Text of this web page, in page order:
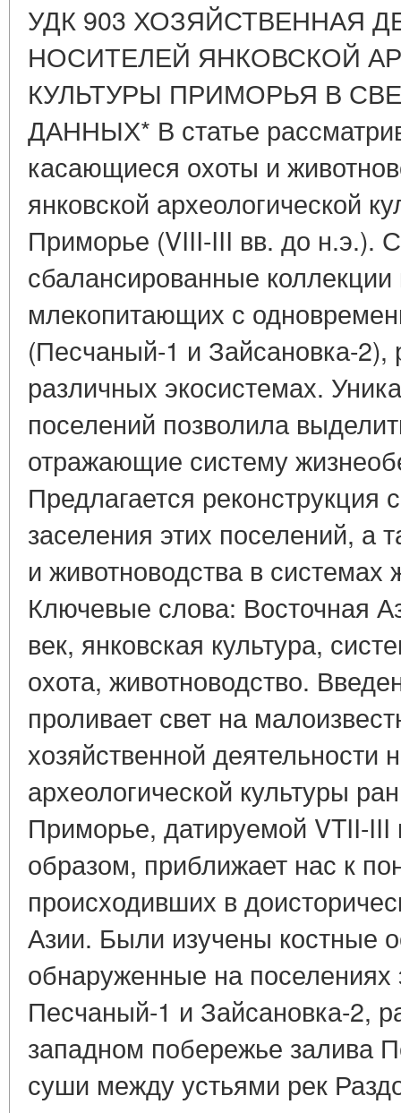
УДК 903 ХОЗЯЙСТВЕННАЯ
НОСИТЕЛЕЙ ЯНКОВСКОЙ
КУЛЬТУРЫ ПРИМОРЬЯ В
ДАННЫХ* В статье
касающиеся охоты и
янковской археологической
Приморье (VIII-III вв. до н.э.).
сбалансированные коллекции
млекопитающих с
(Песчаный-1 и Зайсановка-
различных экосистемах.
поселений позволила
отражающие систему
Предлагается реконструкция
заселения этих поселений, а
и животноводства в системах
Ключевые слова: Восточная
век, янковская культура,
охота, животноводство.
проливает свет на
хозяйственной деятельности
археологической культуры
Приморье, датируемой VTII-III
образом, приближает нас к
происходивших в
Азии. Были изучены костные
обнаруженные на поселениях
Песчаный-1 и Зайсановка-2,
западном побережье залива
суши между устьями рек